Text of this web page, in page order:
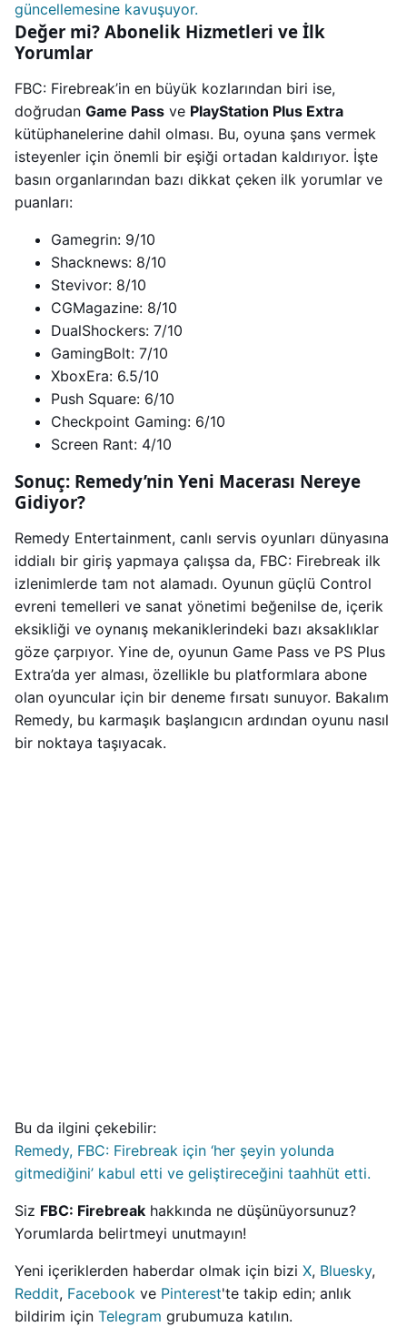
güncellemesine kavuşuyor.
Değer mi? Abonelik Hizmetleri ve İlk
Yorumlar
FBC: Firebreak’in en büyük kozlarından biri ise,
doğrudan Game Pass ve PlayStation Plus Extra
kütüphanelerine dahil olması. Bu, oyuna şans vermek
isteyenler için önemli bir eşiği ortadan kaldırıyor. İşte
basın organlarından bazı dikkat çeken ilk yorumlar ve
puanları:
Gamegrin: 9/10
Shacknews: 8/10
Stevivor: 8/10
CGMagazine: 8/10
DualShockers: 7/10
GamingBolt: 7/10
XboxEra: 6.5/10
Push Square: 6/10
Checkpoint Gaming: 6/10
Screen Rant: 4/10
Sonuç: Remedy’nin Yeni Macerası Nereye
Gidiyor?
Remedy Entertainment, canlı servis oyunları dünyasına
iddialı bir giriş yapmaya çalışsa da, FBC: Firebreak ilk
izlenimlerde tam not alamadı. Oyunun güçlü Control
evreni temelleri ve sanat yönetimi beğenilse de, içerik
eksikliği ve oynanış mekaniklerindeki bazı aksaklıklar
göze çarpıyor. Yine de, oyunun Game Pass ve PS Plus
Extra’da yer alması, özellikle bu platformlara abone
olan oyuncular için bir deneme fırsatı sunuyor. Bakalım
Remedy, bu karmaşık başlangıcın ardından oyunu nasıl
bir noktaya taşıyacak.
Bu da ilgini çekebilir:
Remedy, FBC: Firebreak için ‘her şeyin yolunda
gitmediğini’ kabul etti ve geliştireceğini taahhüt etti.
Siz FBC: Firebreak hakkında ne düşünüyorsunuz?
Yorumlarda belirtmeyi unutmayın!
Yeni içeriklerden haberdar olmak için bizi X, Bluesky,
Reddit, Facebook ve Pinterest'te takip edin; anlık
bildirim için Telegram grubumuza katılın.